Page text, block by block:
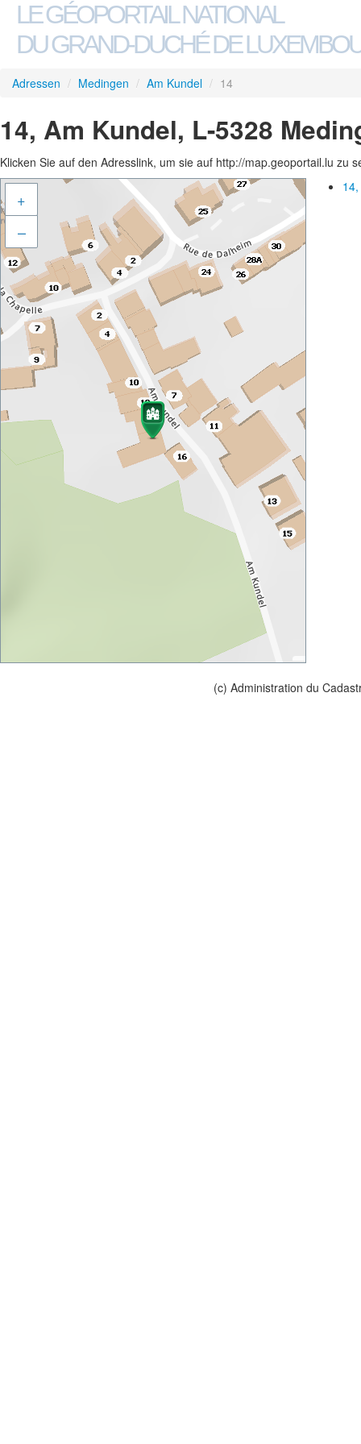
LE GÉOPORTAIL NATIONAL
DU GRAND-DUCHÉ DE
Adressen / Medingen / Am Kundel / 14
14, Am Kundel, L-5328
Klicken Sie auf den Adresslink, um sie auf http://map.geoportail.lu zu
+
–
(c) Administration du